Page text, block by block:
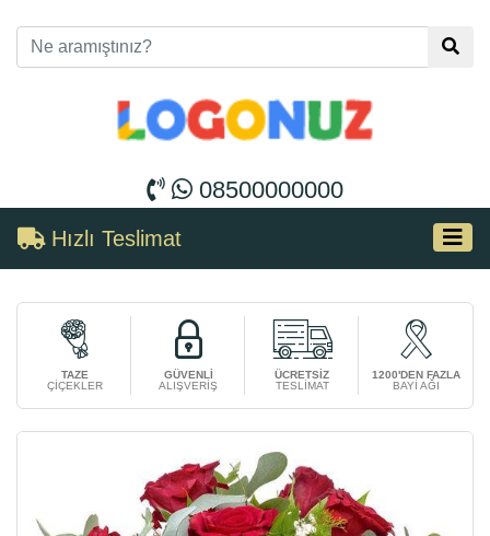
08500000000
Hızlı Teslimat
TAZE
ÇİÇEKLER
GÜVENLİ
ALIŞVERİŞ
ÜCRETSİZ
TESLİMAT
1200'DEN FAZLA
BAYİ AĞI